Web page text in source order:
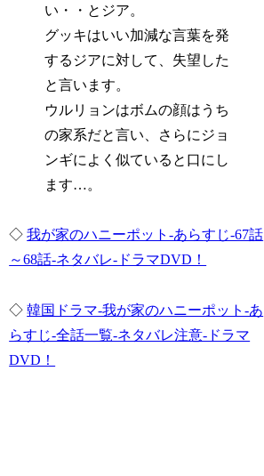
い・・とジア。
グッキはいい加減な言葉を発
するジアに対して、失望した
と言います。
ウルリョンはボムの顔はうち
の家系だと言い、さらにジョ
ンギによく似ていると口にし
ます…。
◇我が家のハニーポット-あらすじ-67話
～68話-ネタバレ-ドラマDVD！
◇韓国ドラマ-我が家のハニーポット-あ
らすじ-全話一覧-ネタバレ注意-ドラマ
DVD！